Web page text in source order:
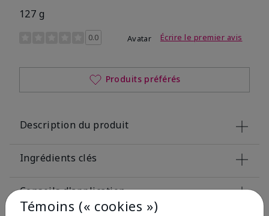
127 g
Évaluation des clientes 5 sur 5
0.0 Avatar Écrire le premier avis
Produits préférés
Description du produit
Ingrédients clés
Conseils d'application
Témoins (« cookies »)